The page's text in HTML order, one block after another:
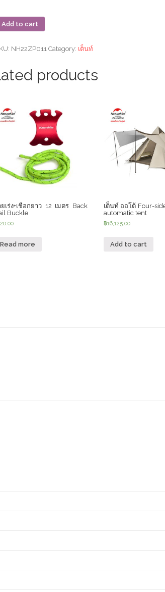
Add to cart
NH22ZP011 Category: เต็นท์
products
ยเร่ง+เชือกยาว 12 เมตร Back
Buckle
Read more
เต็นท์ ออโต้ Four-
automatic tent
฿16,125.00
Add to cart